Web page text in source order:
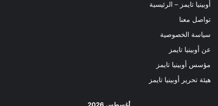
أوبينيا تايمز – الرئيسية
تواصل معنا
سياسة الخصوصية
عن أوبينيا تايمز
مؤسس أوبينيا تايمز
هيئة تحرير أوبينيا تايمز